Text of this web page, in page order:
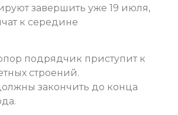
завершить уже 19 июля,
к середине
подрядчик приступит к
строений.
закончить до конца